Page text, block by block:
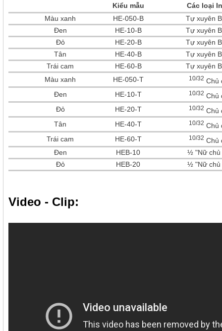
Kiểu mẫu
Các loại
Màu xanh
HE-050-B
Tự xuyên
Đen
HE-10-B
Tự xuyên
Đỏ
HE-20-B
Tự xuyên
Tân
HE-40-B
Tự xuyên
Trái cam
HE-60-B
Tự xuyên
Màu xanh
HE-050-T 10/32 Chủ
Đen
HE-10-T 10/32 Chủ
Đỏ
HE-20-T 10/32 Chủ
Tân
HE-40-T 10/32 Chủ
Trái cam
HE-60-T 10/32 Chủ
Đen
HEB-10
½ "Nữ chủ
Đỏ
HEB-20 ½ "Nữ chủ
Video - Clip: